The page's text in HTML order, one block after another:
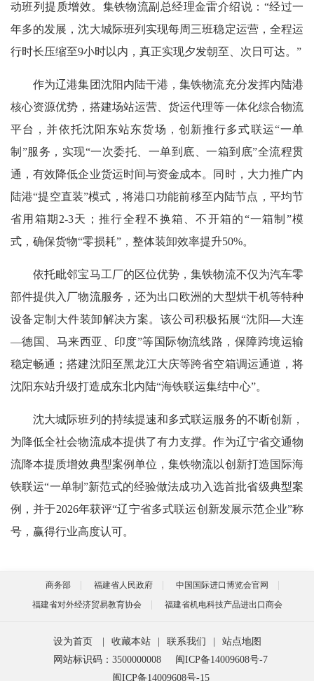
动班列提质增效。集铁物流副总经理金雷介绍说：“经过一
年多的发展，沈大城际班列实现每周三班稳定运营，全程运
行时长压缩至9小时以内，真正实现夕发朝至、次日可达。”
作为辽港集团沈阳内陆干港，集铁物流充分发挥内陆港
核心资源优势，搭建场站运营、货运代理等一体化综合物流
平台，并依托沈阳东站东货场，创新推行多式联运“一单
制”服务，实现“一次委托、一单到底、一箱到底”全流程贯
通，有效降低企业货运时间与资金成本。同时，大力推广内
陆港“提空直装”模式，将港口功能前移至内陆节点，平均节
省用箱期2-3天；推行全程不换箱、不开箱的“一箱制”模
式，确保货物“零损耗”，整体装卸效率提升50%。
依托毗邻宝马工厂的区位优势，集铁物流不仅为汽车零
部件提供入厂物流服务，还为出口欧洲的大型烘干机等特种
设备定制大件装卸解决方案。该公司积极拓展“沈阳—大连
—德国、马来西亚、印度”等国际物流线路，保障跨境运输
稳定畅通；搭建沈阳至黑龙江大庆等跨省空箱调运通道，将
沈阳东站升级打造成东北内陆“海铁联运集结中心”。
沈大城际班列的持续提速和多式联运服务的不断创新，
为降低全社会物流成本提供了有力支撑。作为辽宁省交通物
流降本提质增效典型案例单位，集铁物流以创新打造国际海
铁联运“一单制”新范式的经验做法成功入选首批省级典型案
例，并于2026年获评“辽宁省多式联运创新发展示范企业”称
号，赢得行业高度认可。
商务部 福建省人民政府
中国国际进口博览会官网
福建省对外经济贸易教育协会
福建省机电科技产品进出口商会
设为首页 收藏本站 联系我们
站点地图
网站标识码：3500000008
闽ICP备14009608号-7
闽ICP备14009608号-15